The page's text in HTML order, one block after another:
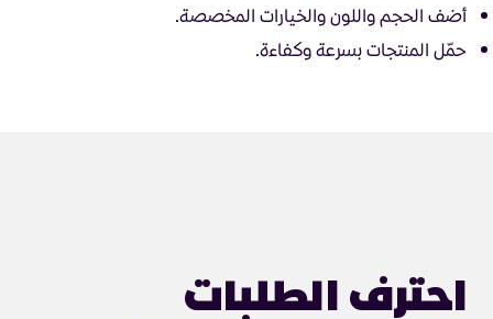
أضف الحجم واللون والخيارات المخصصة.
حمّل المنتجات بسرعة وكفاءة.
احترف الطلبات